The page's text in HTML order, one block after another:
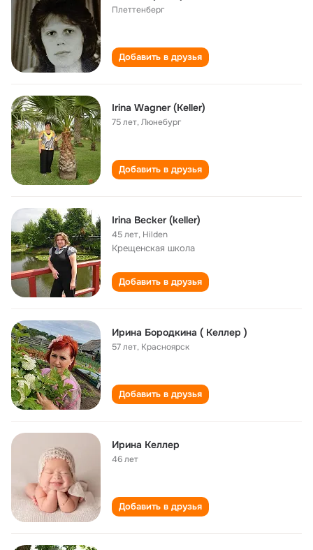
Плеттенберг
Добавить в друзья
Irina Wagner (Keller)
75 лет,Люнебург
Добавить в друзья
Irina Becker (keller)
45 лет, Hilden
Крещенская школа
Добавить в друзья
Ирина Бородкина ( Келлер )
57 лет, Красноярск
Добавить в друзья
Ирина Келлер
46 лет
Добавить в друзья